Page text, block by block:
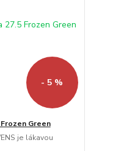
- 5 %
Green
je lákavou